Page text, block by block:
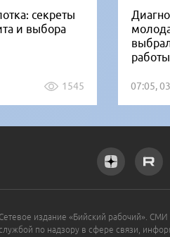
секреты
и выбора
1545
работы
07:05,
Сетевое издание «Бийский рабочий».
по надзору в сфере связи,